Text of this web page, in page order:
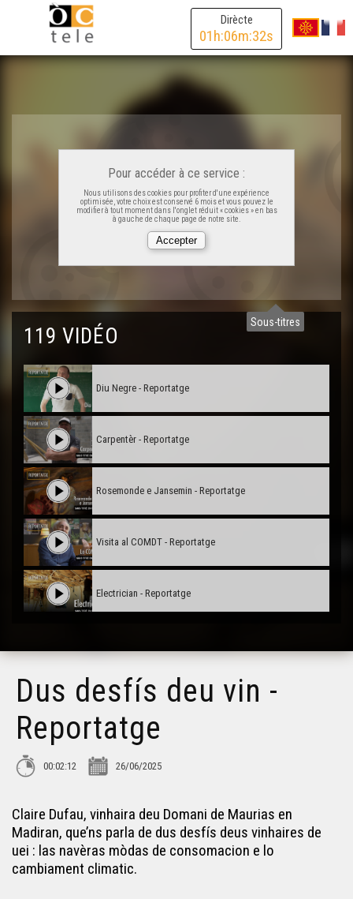
Dirècte
01h:06m:32s
Sous-titres
Pour accéder à ce service :
Nous utilisons des cookies pour profiter d'une expérience
optimisée, votre choix est conservé 6 mois et vous pouvez le
modifier à tout moment dans l'onglet réduit « cookies » en bas
à gauche de chaque page de notre site.
119 VIDÉO
La brasseria de l'Arrec - Reportatge
Una convencion sus l’ensenhament de l’occitan ? -
Lo DRAC - Dia de Recampament Aquitan deus
Calandrons - Reportatge
Comemoracion de la Carta de las Libertats Comunalas
de Tolosa - Reportatge
Diu Negre - Reportatge
Carpentèr - Reportatge
Rosemonde e Jansemin - Reportatge
Visita al COMDT - Reportatge
Electrician - Reportatge
Un jogaire de andbòl al Fénix - Reportatge
Ua formacion taus entervienents culturaus au CFPÒC -
Reportatge
Linguatec-IA - Reportatge
Dus desfís deu vin -
Reportatge
00:02:12 26/06/2025
Claire Dufau, vinhaira deu Domani de Maurias en
Madiran, que’ns parla de dus desfís deus vinhaires de
uei : las navèras mòdas de consomacion e lo
cambiament climatic.